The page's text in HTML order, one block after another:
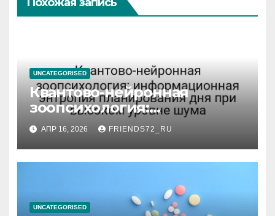
UNCATEGORISED
Квантово-нейронная
зоопсихология:
информационная энтропия
планирования дня при
высоком уровне шума
АПР 16, 2026 FRIENDS72_RU
UNCATEGORISED